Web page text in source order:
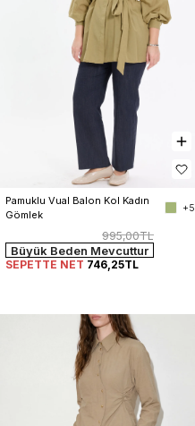
Pamuklu Vual Balon Kol Kadın
Gömlek
+5
995,00TL
Büyük Beden Mevcuttur
SEPETTE NET 746,25TL